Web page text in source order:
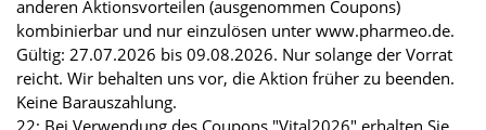
anderen Aktionsvorteilen (ausgenommen Coupons)
kombinierbar und nur einzulösen unter www.pharmeo.de.
Gültig: 27.07.2026 bis 09.08.2026. Nur solange der Vorrat
reicht. Wir behalten uns vor, die Aktion früher zu beenden.
Keine Barauszahlung.
22: Bei Verwendung des Coupons "Vital2026" erhalten Sie